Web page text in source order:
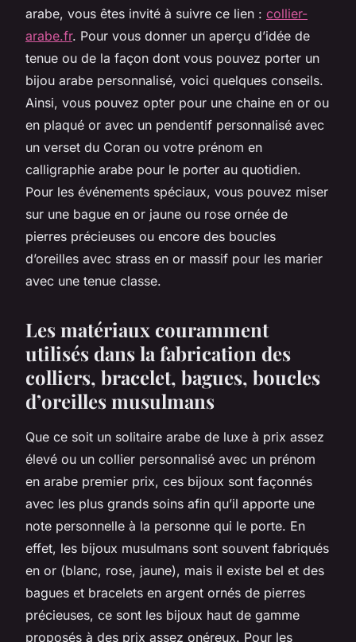
arabe, vous êtes invité à suivre ce lien : collier-
arabe.fr. Pour vous donner un aperçu d’idée de
tenue ou de la façon dont vous pouvez porter un
bijou arabe personnalisé, voici quelques conseils.
Ainsi, vous pouvez opter pour une chaine en or ou
en plaqué or avec un pendentif personnalisé avec
un verset du Coran ou votre prénom en
calligraphie arabe pour le porter au quotidien.
Pour les événements spéciaux, vous pouvez miser
sur une bague en or jaune ou rose ornée de
pierres précieuses ou encore des boucles
d’oreilles avec strass en or massif pour les marier
avec une tenue classe.
Les matériaux couramment
utilisés dans la fabrication des
colliers, bracelet, bagues, boucles
d’oreilles musulmans
Que ce soit un solitaire arabe de luxe à prix assez
élevé ou un collier personnalisé avec un prénom
en arabe premier prix, ces bijoux sont façonnés
avec les plus grands soins afin qu’il apporte une
note personnelle à la personne qui le porte. En
effet, les bijoux musulmans sont souvent fabriqués
en or (blanc, rose, jaune), mais il existe bel et des
bagues et bracelets en argent ornés de pierres
précieuses, ce sont les bijoux haut de gamme
proposés à des prix assez onéreux. Pour les